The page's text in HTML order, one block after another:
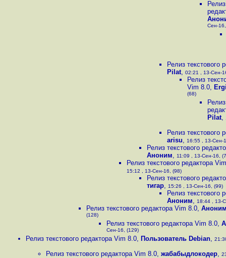
Сен-
Релиз текстового
Pilat, 02:21 , 13-Сен-
Релиз
Vim 8.0,
(68)
Pilat,
Релиз текстового
arisu, 16:55 , 13-Сен-
Релиз текстового
Аноним, 11:09 , 13-Сен-16,
Релиз текстового редактора
15:12 , 13-Сен-16, (98)
Релиз текстового
тигар, 15:26 , 13-Сен-16, (99)
Релиз текстового
Аноним, 18:44 , 13-
Релиз текстового редактора Vim 8.0,
(128)
Релиз текстового редактора Vim 8.0,
Сен-16, (129)
Релиз текстового редактора Vim 8.0, Пользователь Debian,
Релиз текстового редактора Vim 8.0, жабабыдлокодер,